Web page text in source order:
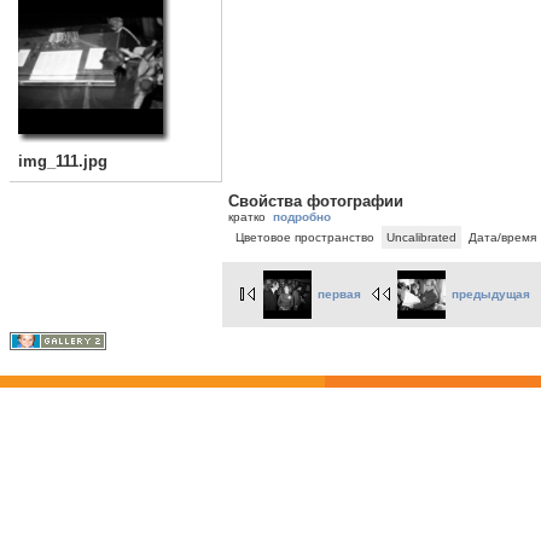
img_111.jpg
Свойства фотографии
кратко подробно
Цветовое пространство
Uncalibrated Дата/время
первая предыдущая